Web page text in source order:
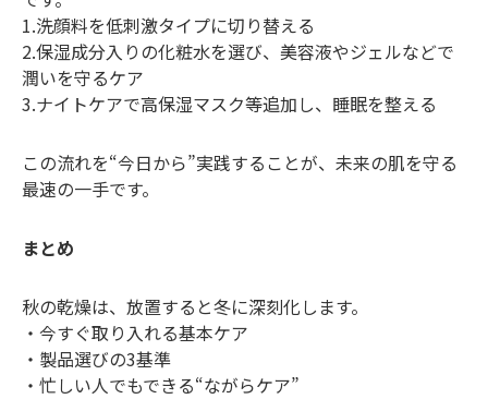
1.洗顔料を低刺激タイプに切り替える
2.保湿成分入りの化粧水を選び、美容液やジェルなどで
潤いを守るケア
3.ナイトケアで高保湿マスク等追加し、睡眠を整える
この流れを“今日から”実践することが、未来の肌を守る
最速の一手です。
まとめ
秋の乾燥は、放置すると冬に深刻化します。
・今すぐ取り入れる基本ケア
・製品選びの3基準
・忙しい人でもできる“ながらケア”